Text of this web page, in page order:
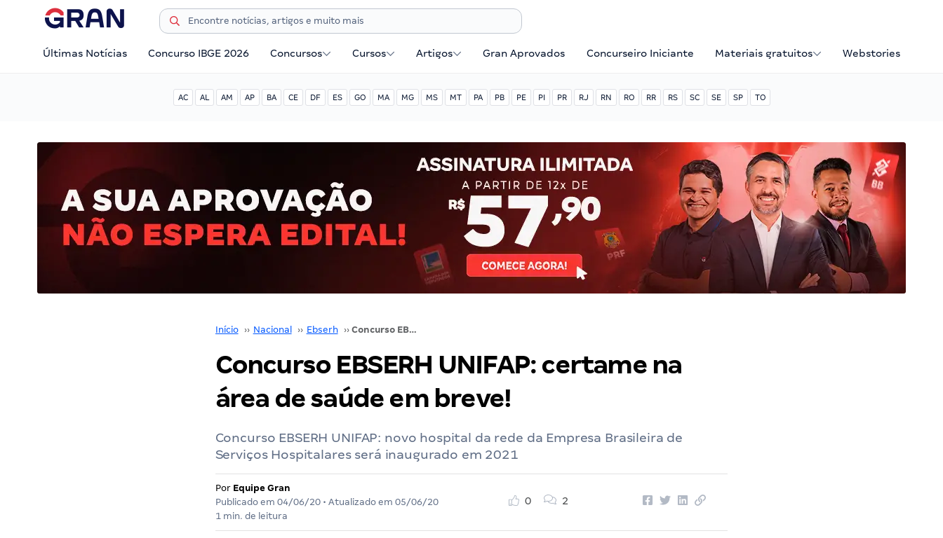
Últimas Notícias Concurso IBGE 2026 Concursos Cursos Artigos Gran Aprovados Concurseiro Iniciante Materiais gratuitos Webstories
AC AL AM AP BA CE DF ES GO MA MG MS MT PA PB PE PI PR RJ RN RO RR RS SC SE SP TO
Início ›› Nacional ›› Ebserh ›› Concurso EBSERH UNIFAP: certame na área de saúde em breve!
Concurso EBSERH UNIFAP: certame na
área de saúde em breve!
Concurso EBSERH UNIFAP: novo hospital da rede da Empresa Brasileira de
Serviços Hospitalares será inaugurado em 2021
Por Equipe Gran
Publicado em 04/06/20• Atualizado em 05/06/20
1 min. de leitura
0 2